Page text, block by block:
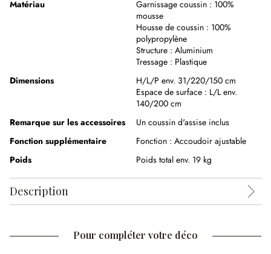
Matériau
Garnissage coussin : 100%
mousse
Housse de coussin : 100%
polypropylène
Structure : Aluminium
Tressage : Plastique
Dimensions
H/L/P env. 31/220/150 cm
Espace de surface : L/L env.
140/200 cm
Remarque sur les accessoires
Un coussin d'assise inclus
Fonction supplémentaire
Fonction : Accoudoir ajustable
Poids
Poids total env. 19 kg
Description
Pour compléter votre déco